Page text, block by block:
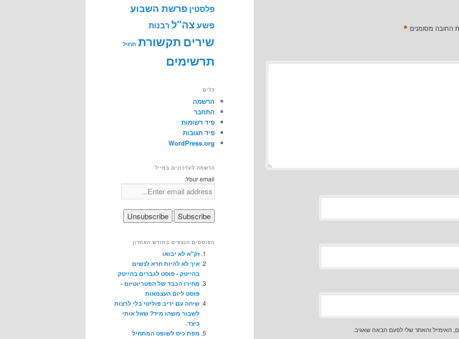
החובה מסומנים *
האימייל והאתר שלי לפעם הבאה שאגיב.
פלסטין פרשת השבוע
פשעצה"ל רבנות
שירים תקשורת תרגיל
תרשימים
כלים
הרשמה
התחבר
פיד רשומות
פיד תגובות
WordPress.org
הרשמה לעדכונים במייל
Your email:
הפוסטים הנצפים בחודש האחרון
זק"א לא יבואו
איך לא להיות חרא לנשים
בהייטק - פוסט לגברים בהייטק
מחירו הכבד של הפטריוטיזם -
פוסט ליום העצמאות
שיחה עם יריב פוליטי בלי לרצות
לשבור משהו מיד? שאל אותי
כיצד.
מפת כיס לשופט המתחיל